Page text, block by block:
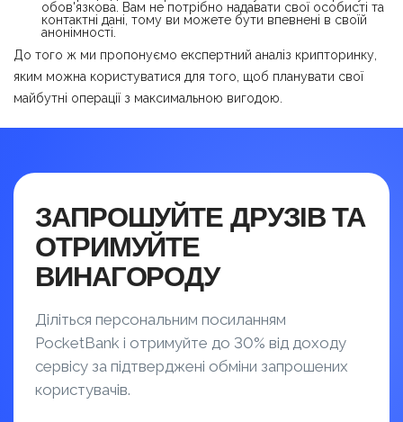
обов'язкова. Вам не потрібно надавати свої особисті та
контактні дані, тому ви можете бути впевнені в своїй
анонімності.
До того ж ми пропонуємо експертний аналіз крипторинку,
яким можна користуватися для того, щоб планувати свої
майбутні операції з максимальною вигодою.
ЗАПРОШУЙТЕ ДРУЗІВ ТА
ОТРИМУЙТЕ
ВИНАГОРОДУ
Діліться персональним посиланням
PocketBank і отримуйте до 30% від доходу
сервісу за підтверджені обміни запрошених
користувачів.